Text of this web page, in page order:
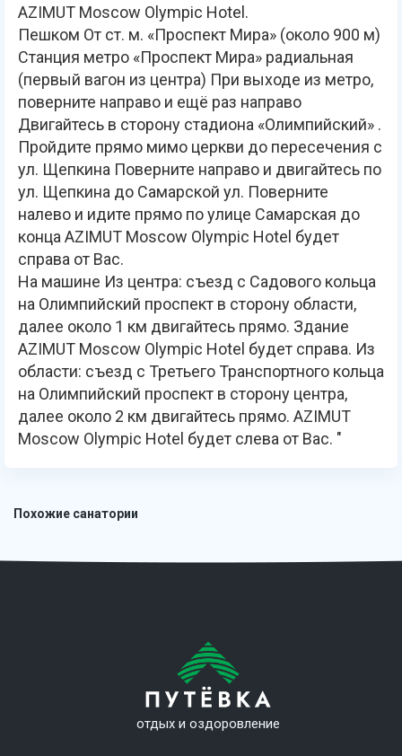
AZIMUT Moscow Olympic Hotel.
Пешком От ст. м. «Проспект Мира» (около 900 м)
Станция метро «Проспект Мира» радиальная
(первый вагон из центра) При выходе из метро,
поверните направо и ещё раз направо
Двигайтесь в сторону стадиона «Олимпийский» .
Пройдите прямо мимо церкви до пересечения с
ул. Щепкина Поверните направо и двигайтесь по
ул. Щепкина до Самарской ул. Поверните
налево и идите прямо по улице Самарская до
конца AZIMUT Moscow Olympic Hotel будет
справа от Вас.
На машине Из центра: съезд с Садового кольца
на Олимпийский проспект в сторону области,
далее около 1 км двигайтесь прямо. Здание
AZIMUT Moscow Olympic Hotel будет справа. Из
области: съезд с Третьего Транспортного кольца
на Олимпийский проспект в сторону центра,
далее около 2 км двигайтесь прямо. AZIMUT
Moscow Olympic Hotel будет слева от Вас. "
Похожие санатории
отдых и оздоровление